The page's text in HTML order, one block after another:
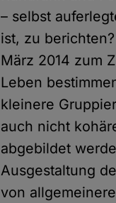
– selbst
ist, zu
März 2014 zum
Leben
kleinere
auch nicht
abgebildet
Ausgestaltung
von